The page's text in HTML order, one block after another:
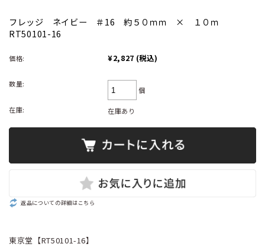
フレッジ ネイビー ＃16 約５０ｍｍ × １０ｍ
RT50101-16
価格: ¥2,827 (税込)
数量:
個
在庫: 在庫あり
返品についての詳細はこちら
東京堂【RT50101-16】